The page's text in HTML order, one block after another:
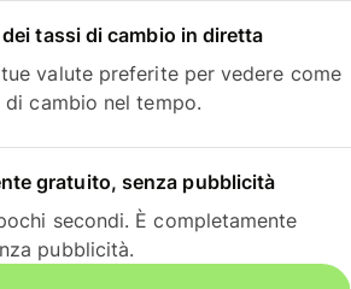
tassi di cambio in diretta
valute preferite per vedere come
cambio nel tempo.
gratuito, senza pubblicità
secondi. È completamente
pubblicità.